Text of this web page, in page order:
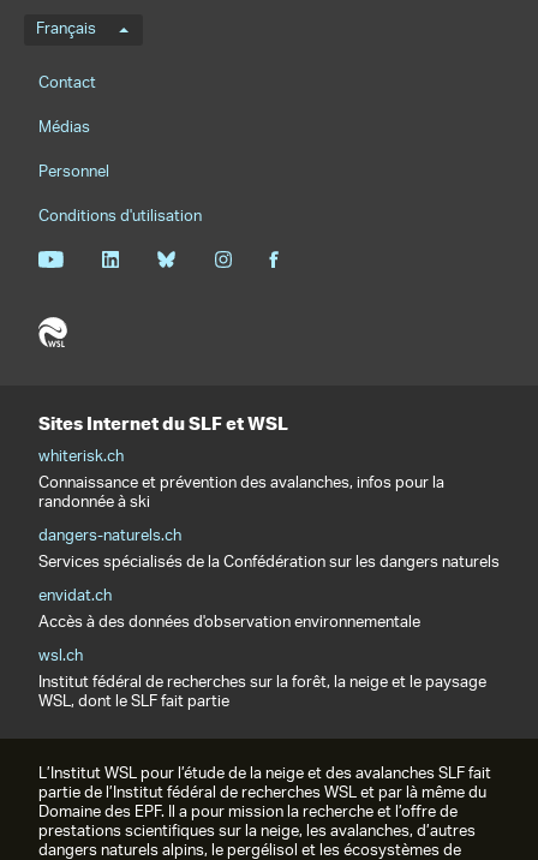
Menu de langue
Français
Footernavigation
Contact
Médias
Personnel
Conditions d'utilisation
Sites Internet du SLF et WSL
whiterisk.ch
Connaissance et prévention des avalanches, infos pour la
randonnée à ski
dangers-naturels.ch
Services spécialisés de la Confédération sur les dangers naturels
envidat.ch
Accès à des données d'observation environnementale
wsl.ch
Institut fédéral de recherches sur la forêt, la neige et le paysage
WSL, dont le SLF fait partie
L’Institut WSL pour l’étude de la neige et des avalanches SLF fait
partie de l’Institut fédéral de recherches WSL et par là même du
Domaine des EPF. Il a pour mission la recherche et l’offre de
prestations scientifiques sur la neige, les avalanches, d’autres
dangers naturels alpins, le pergélisol et les écosystèmes de